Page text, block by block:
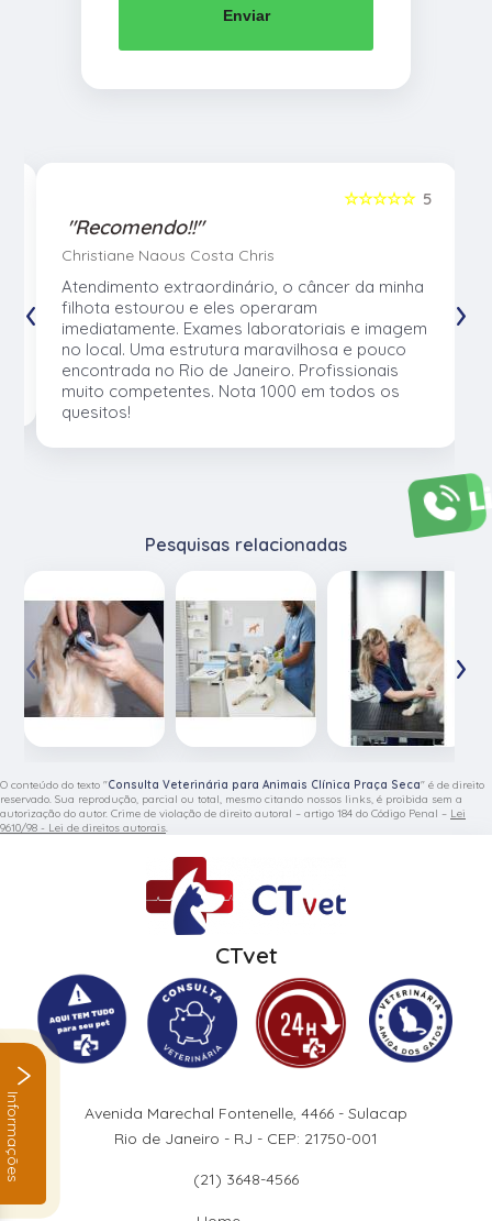
Enviar
5
☆☆☆☆☆
"Recomendo!!"
Christiane Naous Costa Chris
Atendimento extraordinário, o câncer da minha
filhota estourou e eles operaram
imediatamente. Exames laboratoriais e imagem
no local. Uma estrutura maravilhosa e pouco
encontrada no Rio de Janeiro. Profissionais
muito competentes. Nota 1000 em todos os
quesitos!
‹ ›
Pesquisas relacionadas
‹ ›
O conteúdo do texto "Consulta Veterinária para Animais Clínica Praça Seca" é de direito
reservado. Sua reprodução, parcial ou total, mesmo citando nossos links, é proibida sem a
autorização do autor. Crime de violação de direito autoral – artigo 184 do Código Penal – Lei
9610/98 - Lei de direitos autorais.
CTvet
Avenida Marechal Fontenelle, 4466 - Sulacap
Rio de Janeiro - RJ - CEP: 21750-001
(21) 3648-4566
Informações